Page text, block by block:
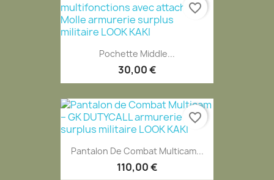
Pochette Middle...
30,00 €
favorite_border
Pantalon De Combat Multicam...
110,00 €
favorite_border